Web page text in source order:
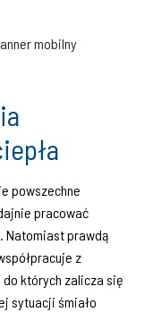
powszechne
pracować
Natomiast prawdą
z
których zalicza się
sytuacji śmiało